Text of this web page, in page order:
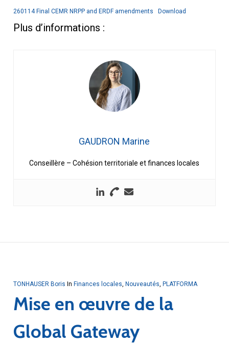
260114 Final CEMR NRPP and ERDF amendments Download
Plus d’informations :
GAUDRON Marine
Conseillère – Cohésion territoriale et finances locales
TONHAUSER Boris In Finances locales Nouveautés PLATFORMA
Mise en œuvre de la
Global Gateway